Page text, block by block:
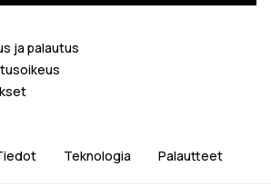
ja palautus
Teknologia Palautteet